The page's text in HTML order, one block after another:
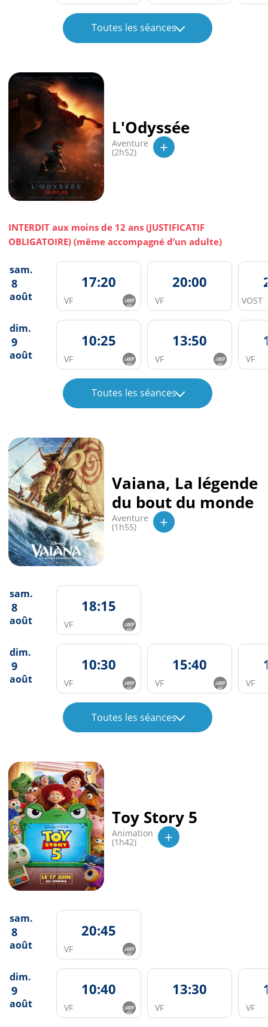
Toutes les séances
L'Odyssée
Aventure
(2h52) +
INTERDIT aux moins de 12 ans (JUSTIFICATIF
OBLIGATOIRE) (même accompagné d’un adulte)
sam.
8
août
17:20
VF
20:00
VF VOST
dim.
9
août
10:25
VF
13:50
VF VF
Toutes les séances
Vaiana, La légende
du bout du monde
Aventure
(1h55) +
sam.
8
août
18:15
VF
dim.
9
août
10:30
VF
15:40
VF VF
Toutes les séances
Toy Story 5
Animation
(1h42) +
sam.
8
août
20:45
VF
dim.
9
août
10:40
VF
13:30
VF VF